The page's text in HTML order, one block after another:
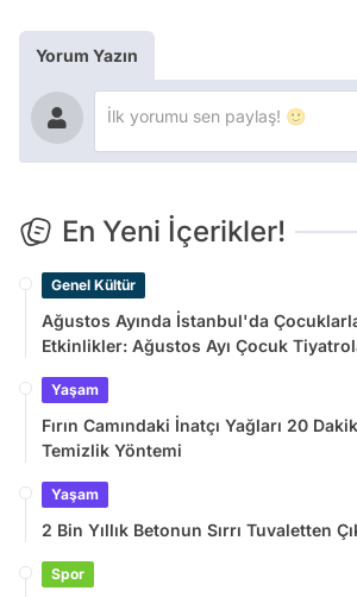
Yorum Yazın
En Yeni İçerikler!
Genel Kültür
Ağustos Ayında İstanbul'da
Etkinlikler: Ağustos Ayı Çocuk
Yaşam
Fırın Camındaki İnatçı Yağları 20
Temizlik Yöntemi
Yaşam
2 Bin Yıllık Betonun Sırrı Tuvaletten
Spor